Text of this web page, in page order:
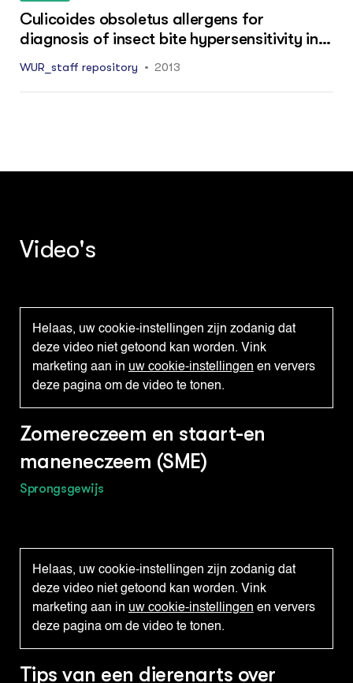
Culicoides obsoletus allergens for
diagnosis of insect bite hypersensitivity in
horses
WUR_staff repository 2013
Video's
Helaas, uw cookie-instellingen zijn zodanig dat
deze video niet getoond kan worden. Vink
marketing aan in uw cookie-instellingen en ververs
deze pagina om de video te tonen.
Zomereczeem en staart-en
maneneczeem (SME)
Sprongsgewijs
Helaas, uw cookie-instellingen zijn zodanig dat
deze video niet getoond kan worden. Vink
marketing aan in uw cookie-instellingen en ververs
deze pagina om de video te tonen.
Tips van een dierenarts over